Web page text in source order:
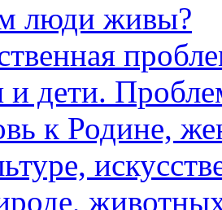
люди живы?
дети.
к Родине,